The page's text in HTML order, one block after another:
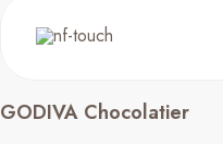
GODIVA Chocolatier